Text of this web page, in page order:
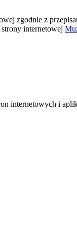
zgodnie z
internetowej
internetowych i